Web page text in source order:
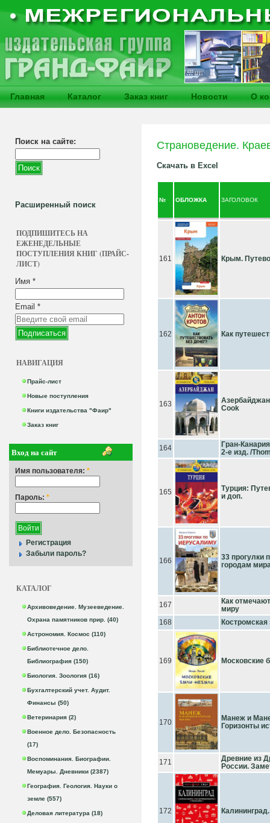
Главная Каталог Заказ книг Новости О
Поиск на сайте:
Расширенный поиск
ПОДПИШИТЕСЬ НА
ЕЖЕНЕДЕЛЬНЫЕ
ПОСТУПЛЕНИЯ КНИГ (ПРАЙС-
ЛИСТ)
Имя *
Email *
НАВИГАЦИЯ
Прайс-лист
Новые поступления
Книги издательства "Фаир"
Заказ книг
Вход на сайт
Имя пользователя: *
Пароль: *
Регистрация
Забыли пароль?
КАТАЛОГ
Архивоведение. Музееведение.
Охрана памятников прир. (40)
Астрономия. Космос (110)
Библиотечное дело.
Библиография (150)
Биология. Зоология (16)
Бухгалтерский учет. Аудит.
Финансы (50)
Ветеринария (2)
Военное дело. Безопасность
(17)
Воспоминания. Биографии.
Мемуары. Дневники (2387)
География. Геология. Науки о
земле (557)
Деловая литература (18)
Страноведение.
Скачать в Excel
№ ОБЛОЖКА ЗАГОЛОВОК
161 Крым.
162 Как
163
Cook
164
Гран-
2-е изд. /
165
Турция:
и доп.
166
33 прогулки
городам
167
Как
миру
168
169 Московские
170
Манеж и
Горизонты
171
Древние из
России.
172